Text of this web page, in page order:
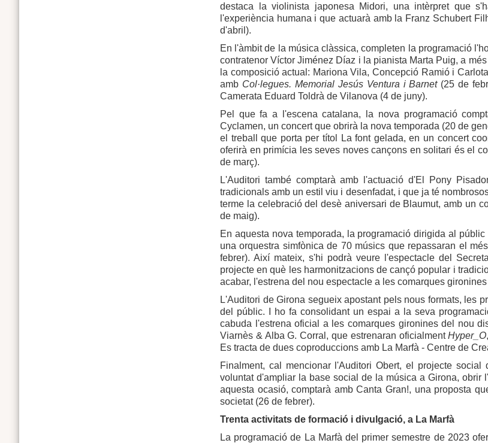
destaca la violinista japonesa Midori, una intèrpret que
l'experiència humana i que actuarà amb la Franz Schubert
d'abril).
En l'àmbit de la música clàssica, completen la programació
contratenor Víctor Jiménez Díaz i la pianista Marta Puig, a
la composició actual: Mariona Vila, Concepció Ramió i
amb Col·legues. Memorial Jesús Ventura i Barnet(25 de
Camerata Eduard Toldrà de Vilanova (4 de juny).
Pel que fa a l'escena catalana, la nova programació
Cyclamen, un concert que obrirà la nova temporada (20 de
el treball que porta per títol La font gelada, en un concert
oferirà en primícia les seves noves cançons en solitari és el
de març).
L'Auditori també comptarà amb l'actuació d'El Pony
tradicionals amb un estil viu i desenfadat, i que ja té
terme la celebració del desè aniversari de Blaumut, amb un
de maig).
En aquesta nova temporada, la programació dirigida al
una orquestra simfònica de 70 músics que repassaran el
febrer). Així mateix, s'hi podrà veure l'espectacle del
projecte en què les harmonitzacions de cançó popular i
acabar, l'estrena del nou espectacle a les comarques
L'Auditori de Girona segueix apostant pels nous formats, les
del públic. I ho fa consolidant un espai a la seva
cabuda l'estrena oficial a les comarques gironines del nou
Viarnès & Alba G. Corral, que estrenaran oficialmentHyper_O
Es tracta de dues coproduccions amb La Marfà - Centre de
Finalment, cal mencionar l'Auditori Obert, el projecte
voluntat d'ampliar la base social de la música a Girona,
aquesta ocasió, comptarà amb Canta Gran!, una proposta
societat (26 de febrer).
Trenta activitats de formació i divulgació, a La Marfà
La programació de La Marfà del primer semestre de 2023